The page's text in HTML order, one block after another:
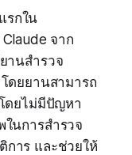
รกใน
จาก
านสำรวจ
ดยยานสามารถ
ดยไม่มีปัญหา
ในการสำรวจ
การ และช่วยให้